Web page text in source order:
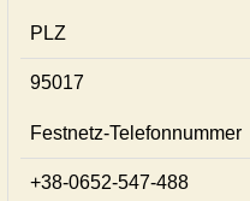
PLZ
95017
Festnetz-Telefonnummer
+38-0652-547-488